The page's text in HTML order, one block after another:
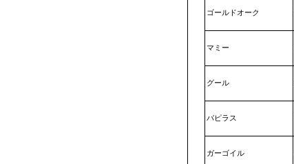
ゴールドオーク
マミー
グール
バピラス
ガーゴイル